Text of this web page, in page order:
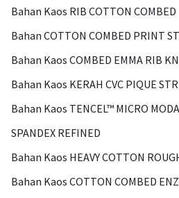
Bahan Kaos RIB COTTON COMBED
Bahan COTTON COMBED PRINT
Bahan Kaos COMBED EMMA RIB
Bahan Kaos KERAH CVC PIQUE
Bahan Kaos TENCEL™ MICRO
SPANDEX REFINED
Bahan Kaos HEAVY COTTON
Bahan Kaos COTTON COMBED